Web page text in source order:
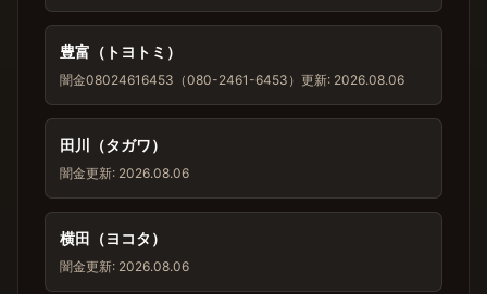
豊富（トヨトミ）
闇金08024616453（080-2461-6453） 更新: 2026.08.06
田川（タガワ）
闇金更新: 2026.08.06
横田（ヨコタ）
闇金更新: 2026.08.06